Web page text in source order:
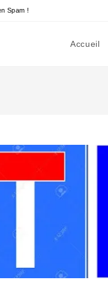
Spam !
Accueil